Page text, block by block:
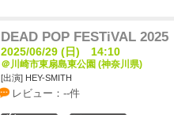
DEAD POP FESTiVAL 2025
2025/06/29 (日) 14:10
＠川崎市東扇島東公園 (神奈川県)
[出演] HEY-SMITH
レビュー：--件